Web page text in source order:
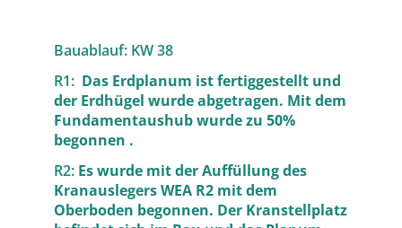
Bauablauf: KW 38
R1: Das Erdplanum ist fertiggestellt und
der Erdhügel wurde abgetragen. Mit dem
Fundamentaushub wurde zu 50%
begonnen .
R2: Es wurde mit der Auffüllung des
Kranauslegers WEA R2 mit dem
Oberboden begonnen. Der Kranstellplatz